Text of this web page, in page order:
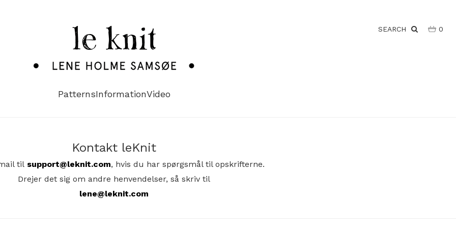
SEARCH 0
PatternsInformationVideo
Kontakt leKnit
til support@leknit.com, hvis du har spørgsmål til opskrifterne.
Drejer det sig om andre henvendelser, så skriv til
lene@leknit.com